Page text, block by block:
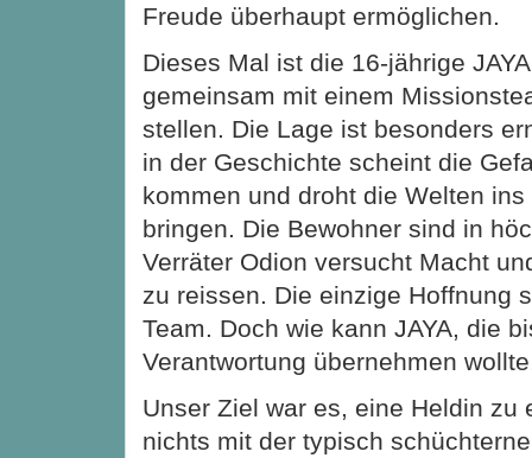
Freude überhaupt ermöglichen.
Dieses Mal ist die 16-jährige
gemeinsam mit einem
stellen. Die Lage ist besonders
in der Geschichte scheint die
kommen und droht die Welten
bringen. Die Bewohner sind in
Verräter Odion versucht Macht
zu reissen. Die einzige Hoffnung
Team. Doch wie kann JAYA, die
Verantwortung übernehmen
Unser Ziel war es, eine Heldin zu
nichts mit der typisch